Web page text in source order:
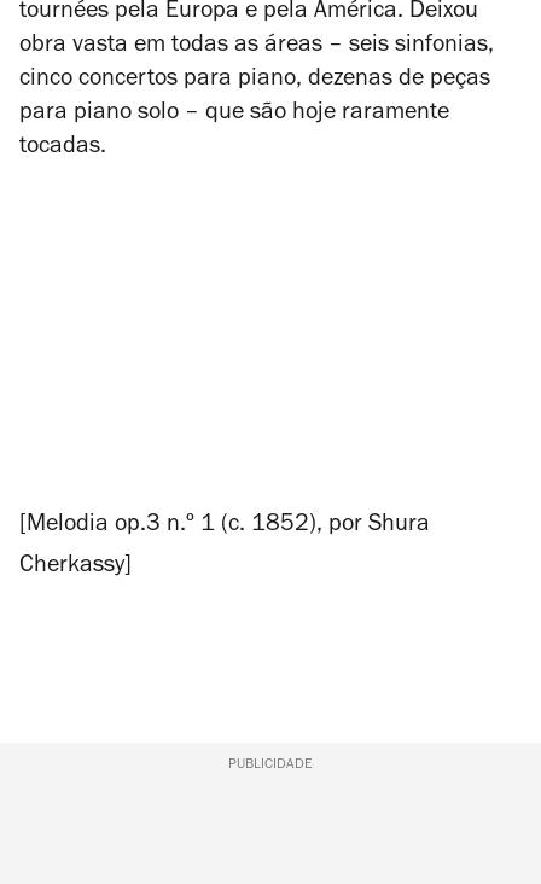
tournées pela Europa e pela América. Deixou
obra vasta em todas as áreas – seis sinfonias,
cinco concertos para piano, dezenas de peças
para piano solo – que são hoje raramente
tocadas.
[Melodia op.3 n.º 1 (c. 1852), por Shura
Cherkassy]
PUBLICIDADE